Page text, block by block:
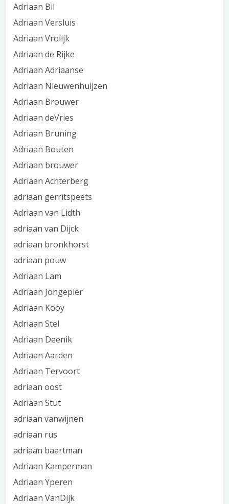
Adriaan Bil
Adriaan Versluis
Adriaan Vrolijk
Adriaan de Rijke
Adriaan Adriaanse
Adriaan Nieuwenhuijzen
Adriaan Brouwer
Adriaan deVries
Adriaan Bruning
Adriaan Bouten
Adriaan brouwer
Adriaan Achterberg
adriaan gerritspeets
Adriaan van Lidth
adriaan van Dijck
adriaan bronkhorst
adriaan pouw
Adriaan Lam
Adriaan Jongepier
Adriaan Kooy
Adriaan Stel
Adriaan Deenik
Adriaan Aarden
Adriaan Tervoort
adriaan oost
Adriaan Stut
adriaan vanwijnen
adriaan rus
adriaan baartman
Adriaan Kamperman
Adriaan Yperen
Adriaan VanDijk